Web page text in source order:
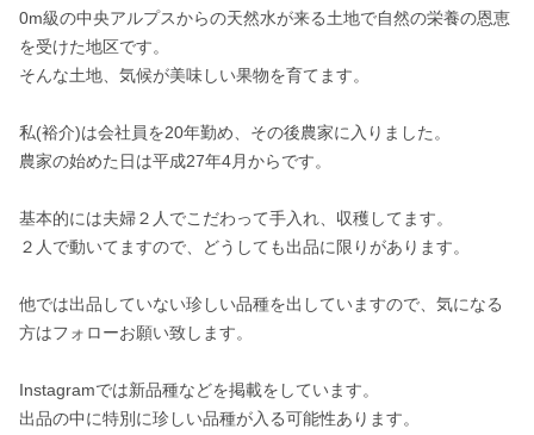
0m級の中央アルプスからの天然水が来る土地で自然の栄養の恩恵
を受けた地区です。
そんな土地、気候が美味しい果物を育てます。
私(裕介)は会社員を20年勤め、その後農家に入りました。
農家の始めた日は平成27年4月からです。
基本的には夫婦２人でこだわって手入れ、収穫してます。
２人で動いてますので、どうしても出品に限りがあります。
他では出品していない珍しい品種を出していますので、気になる
方はフォローお願い致します。
Instagramでは新品種などを掲載をしています。
出品の中に特別に珍しい品種が入る可能性あります。